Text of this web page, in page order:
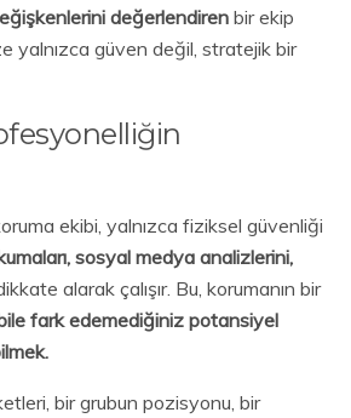
değerlendiren bir ekip
yalnızca güven değil, stratejik bir
ekibi, yalnızca fiziksel güvenliği
sosyal medya analizlerini,
alarak çalışır. Bu, korumanın bir
fark edemediğiniz potansiyel
bir grubun pozisyonu, bir